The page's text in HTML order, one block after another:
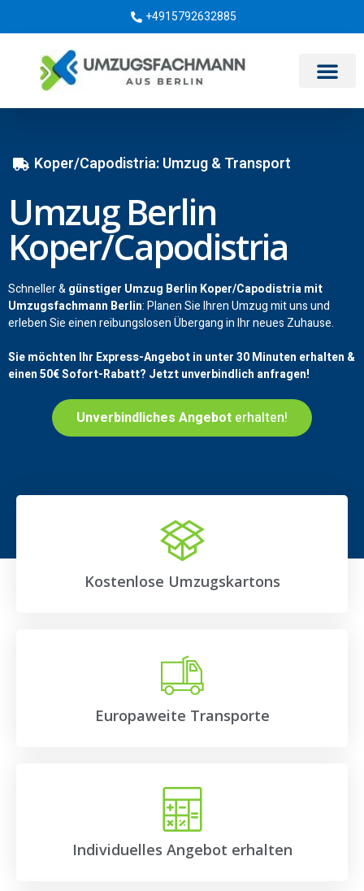
+4915792632885
Koper/Capodistria: Umzug & Transport
Umzug Berlin
Koper/Capodistria
Schneller &günstiger Umzug Berlin Koper/Capodistria mit
Umzugsfachmann Berlin: Planen Sie Ihren Umzug mit uns und
erleben Sie einen reibungslosen Übergang in Ihr neues Zuhause.
Sie möchten Ihr Express-Angebot in unter 30 Minuten erhalten &
einen50€Sofort-Rabatt? Jetzt unverbindlich anfragen!
Unverbindliches Angebot erhalten!
Kostenlose Umzugskartons
Europaweite Transporte
Individuelles Angebot erhalten